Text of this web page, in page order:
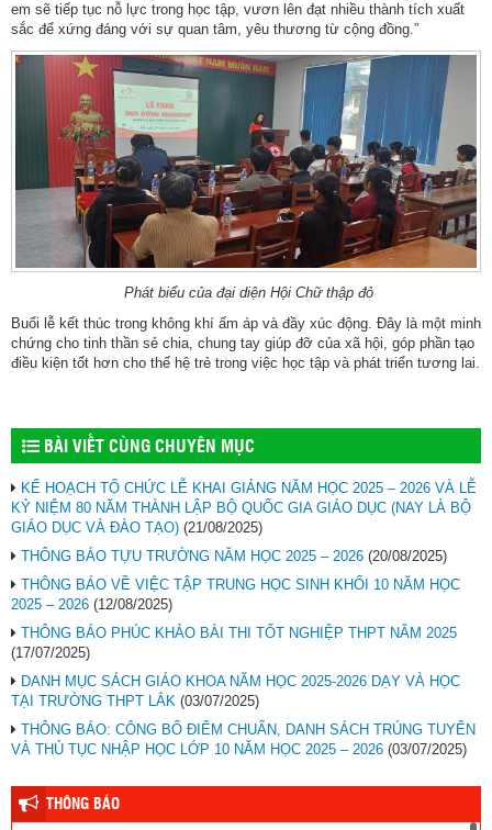
em sẽ tiếp tục nỗ lực trong học tập, vươn lên đạt nhiều thành tích xuất
sắc để xứng đáng với sự quan tâm, yêu thương từ cộng đồng.”
Phát biểu của đại diện Hội Chữ thập đỏ
Buổi lễ kết thúc trong không khí ấm áp và đầy xúc động. Đây là một minh
chứng cho tinh thần sẻ chia, chung tay giúp đỡ của xã hội, góp phần tạo
điều kiện tốt hơn cho thế hệ trẻ trong việc học tập và phát triển tương lai.
BÀI VIẾT CÙNG CHUYÊN MỤC
KẾ HOẠCH TỔ CHỨC LỄ KHAI GIẢNG NĂM HỌC 2025 – 2026 VÀ LỄ
KỶ NIỆM 80 NĂM THÀNH LẬP BỘ QUỐC GIA GIÁO DỤC (NAY LÀ BỘ
GIÁO DỤC VÀ ĐÀO TẠO) (21/08/2025)
THÔNG BÁO TỰU TRƯỜNG NĂM HỌC 2025 – 2026 (20/08/2025)
THÔNG BÁO VỀ VIỆC TẬP TRUNG HỌC SINH KHỐI 10 NĂM HỌC
2025 – 2026 (12/08/2025)
THÔNG BÁO PHÚC KHẢO BÀI THI TỐT NGHIỆP THPT NĂM 2025
(17/07/2025)
DANH MỤC SÁCH GIÁO KHOA NĂM HỌC 2025-2026 DẠY VÀ HỌC
TẠI TRƯỜNG THPT LẮK (03/07/2025)
THÔNG BÁO: CÔNG BỐ ĐIỂM CHUẨN, DANH SÁCH TRÚNG TUYỂN
VÀ THỦ TỤC NHẬP HỌC LỚP 10 NĂM HỌC 2025 – 2026 (03/07/2025)
THÔNG BÁO